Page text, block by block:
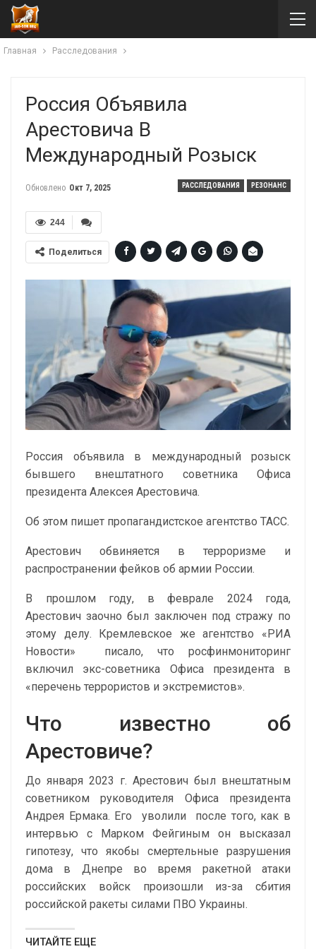
Главная Расследования
Россия Объявила
Арестовича В
Международный Розыск
РАССЛЕДОВАНИЯ РЕЗОНАНС
Обновлено Окт 7, 2025
244
Поделиться
Россия объявила в международный розыск
бывшего внештатного советника Офиса
президента Алексея Арестовича.
Об этом пишет пропагандистское агентство ТАСС.
Арестович обвиняется в терроризме и
распространении фейков об армии России.
В прошлом году, в феврале 2024 года,
Арестовичзаочно был заключен под стражупо
этому делу. Кремлевское же агентство «РИА
Новости» писало, что росфинмониторинг
включил экс-советника Офиса президента в
«перечень террористов и экстремистов».
Что известно об
Арестовиче?
До января 2023 г. Арестович был внештатным
советником руководителя Офиса президента
Андрея Ермака. Его уволили после того, как в
интервью с Марком Фейгиным он высказал
гипотезу, что якобы смертельные разрушения
дома в Днепре во время ракетной атаки
российских войск произошли из-за сбития
российской ракеты силами ПВО Украины.
ЧИТАЙТЕ ЕЩЕ